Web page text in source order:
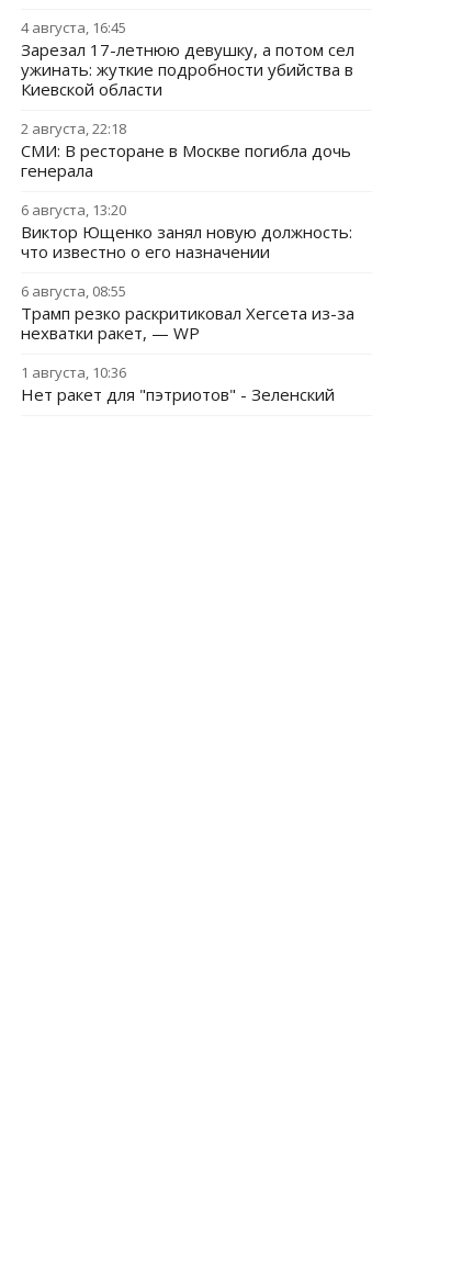
4 августа, 16:45
Зарезал 17-летнюю девушку, а потом сел
ужинать: жуткие подробности убийства в
Киевской области
2 августа, 22:18
СМИ: В ресторане в Москве погибла дочь
генерала
6 августа, 13:20
Виктор Ющенко занял новую должность:
что известно о его назначении
6 августа, 08:55
Трамп резко раскритиковал Хегсета из-за
нехватки ракет, — WP
1 августа, 10:36
Нет ракет для "пэтриотов" - Зеленский